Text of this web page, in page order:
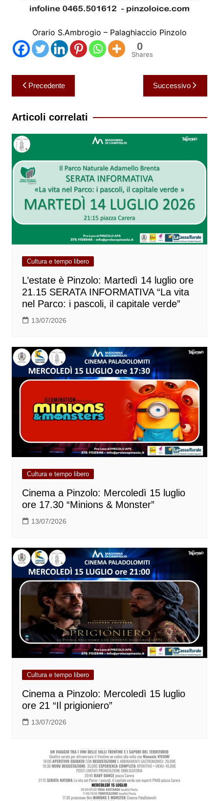
Orario S.Ambrogio – Palaghiaccio Pinzolo
0
Shares
Navigazione
articoli
Precedente Successivo
Articoli correlati
Cultura e tempo libero
L’estate è Pinzolo: Martedì 14 luglio ore
21.15 SERATA INFORMATIVA “La vita
nel Parco: i pascoli, il capitale verde”
13/07/2026
Cultura e tempo libero
Cinema a Pinzolo: Mercoledì 15 luglio
ore 17.30 “Minions & Monster”
13/07/2026
Cultura e tempo libero
Cinema a Pinzolo: Mercoledì 15 luglio
ore 21 “Il prigioniero”
13/07/2026